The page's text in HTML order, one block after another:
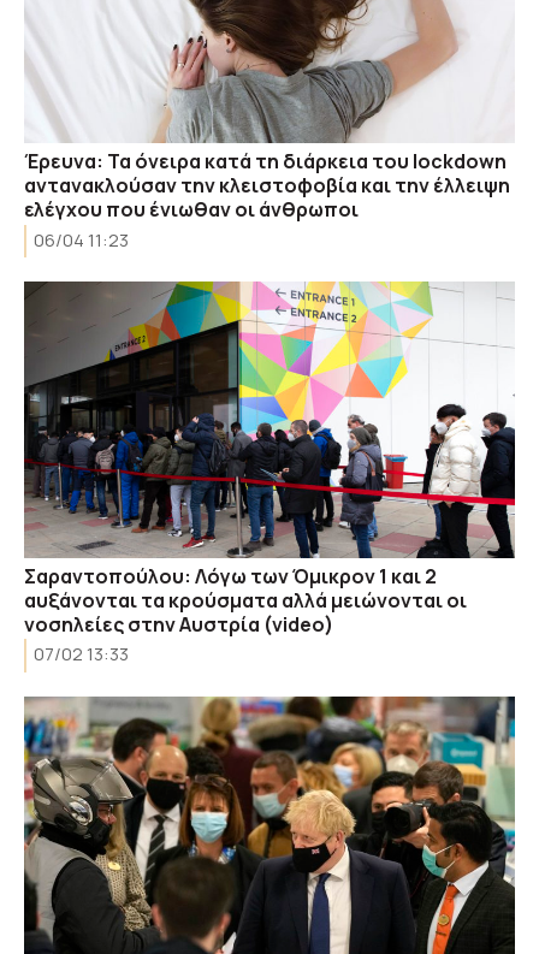
Έρευνα: Τα όνειρα κατά τη διάρκεια του lockdown
αντανακλούσαν την κλειστοφοβία και την έλλειψη
ελέγχου που ένιωθαν οι άνθρωποι
06/04 11:23
Σαραντοπούλου: Λόγω των Όμικρον 1 και 2
αυξάνονται τα κρούσματα αλλά μειώνονται οι
νοσηλείες στην Αυστρία (video)
07/02 13:33